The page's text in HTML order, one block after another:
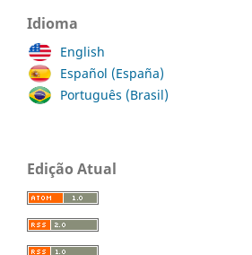
Idioma
English
Español (España)
Português (Brasil)
Edição Atual